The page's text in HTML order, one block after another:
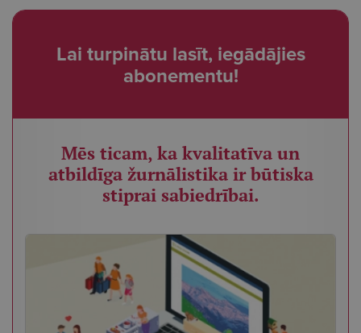
Lai turpinātu lasīt, iegādājies
abonementu!
Mēs ticam, ka kvalitatīva un
atbildīga žurnālistika ir būtiska
stiprai sabiedrībai.